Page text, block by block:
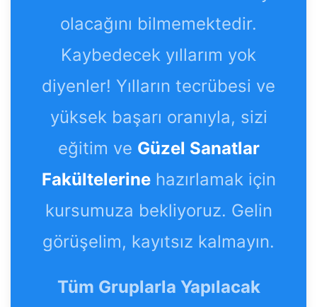
olacağını bilmemektedir.
Kaybedecek yıllarım yok
diyenler! Yılların tecrübesi ve
yüksek başarı oranıyla, sizi
eğitim ve Güzel Sanatlar
Fakültelerinehazırlamak için
kursumuza bekliyoruz. Gelin
görüşelim, kayıtsız kalmayın.
Tüm Gruplarla Yapılacak